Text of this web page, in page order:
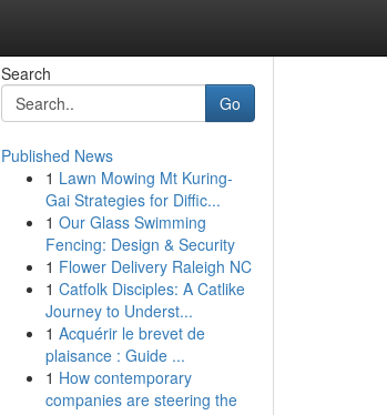
Search
Go
Published News
1 Lawn Mowing Mt Kuring-
Gai Strategies for Diffic...
1 Our Glass Swimming
Fencing: Design & Security
1 Flower Delivery Raleigh NC
1 Catfolk Disciples: A Catlike
Journey to Underst...
1 Acquérir le brevet de
plaisance : Guide ...
1 How contemporary
companies are steering the